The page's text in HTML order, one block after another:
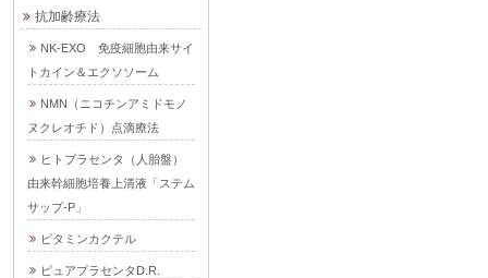
抗加齢療法
NK-EXO 免疫細胞由来サイ
トカイン＆エクソソーム
NMN（ニコチンアミドモノ
ヌクレオチド）点滴療法
ヒトプラセンタ（人胎盤）
由来幹細胞培養上清液「ステム
サップ-P」
ビタミンカクテル
ピュアプラセンタD.R.